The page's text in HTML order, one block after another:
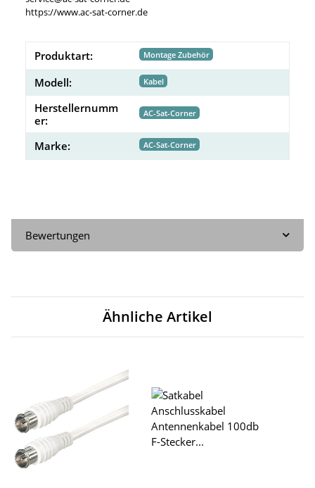
https://www.ac-sat-corner.de
Produktart: Montage Zubehör
Modell: Kabel
Herstellernumm
er:
AC-Sat-Corner
Marke: AC-Sat-Corner
Bewertungen
Ähnliche Artikel